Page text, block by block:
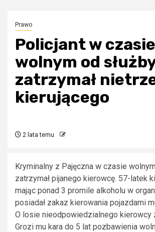
Prawo
Policjant w czasie
wolnym od
zatrzymał
kierującego
2 lata temu
Kryminalny z Pajęczna w czasie
zatrzymał pijanego kierowcę. 57-latek
mając ponad 3 promile alkoholu w
posiadał zakaz kierowania pojazdami
O losie nieodpowiedzialnego kierowcy
Grozi mu kara do 5 lat pozbawienia